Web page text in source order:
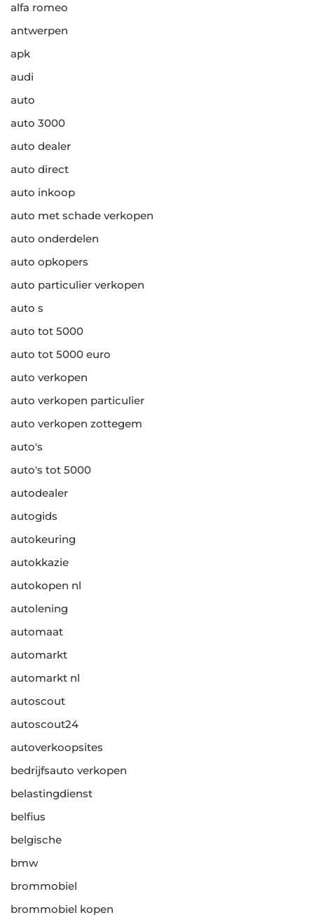
alfa romeo
antwerpen
apk
audi
auto
auto 3000
auto dealer
auto direct
auto inkoop
auto met schade verkopen
auto onderdelen
auto opkopers
auto particulier verkopen
auto s
auto tot 5000
auto tot 5000 euro
auto verkopen
auto verkopen particulier
auto verkopen zottegem
auto's
auto's tot 5000
autodealer
autogids
autokeuring
autokkazie
autokopen nl
autolening
automaat
automarkt
automarkt nl
autoscout
autoscout24
autoverkoopsites
bedrijfsauto verkopen
belastingdienst
belfius
belgische
bmw
brommobiel
brommobiel kopen